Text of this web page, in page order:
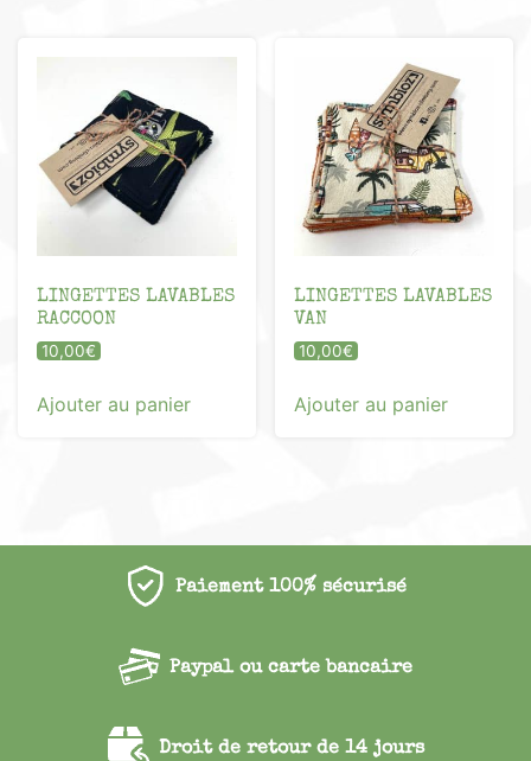
LINGETTES LAVABLES
RACCOON
10,00€
Ajouter au panier
LINGETTES LAVABLES
VAN
10,00€
Ajouter au panier
Paiement 100% sécurisé
Paypal ou carte bancaire
Droit de retour de 14 jours